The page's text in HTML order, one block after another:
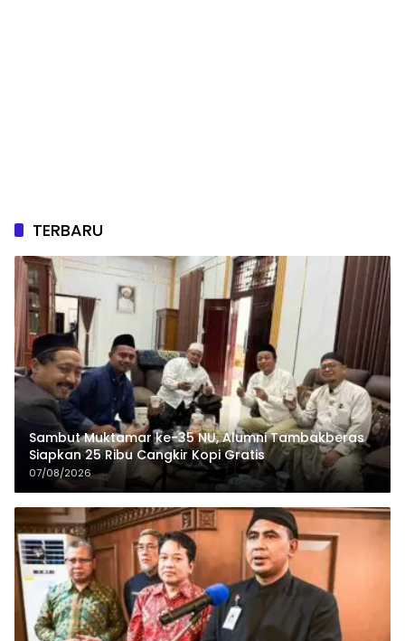
TERBARU
Sambut Muktamar ke-35 NU, Alumni Tambakberas
Siapkan 25 Ribu Cangkir Kopi Gratis
07/08/2026